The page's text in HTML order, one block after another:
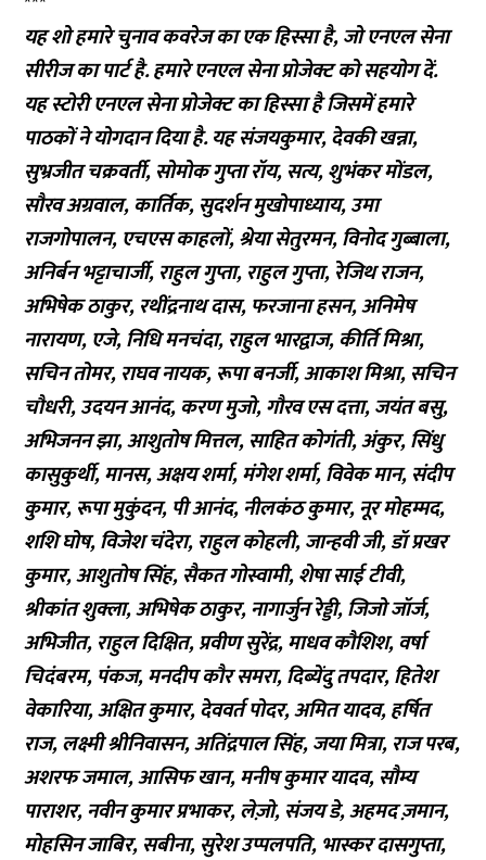
यह शो हमारे चुनाव कवरेज का एक हिस्सा है, जो एनएल सेना
सीरीज का पार्ट है. हमारे एनएल सेना प्रोजेक्ट कोसहयोगदें.
यह स्टोरी एनएल सेना प्रोजेक्ट का हिस्सा है जिसमें हमारे
पाठकों ने योगदान दिया है. यह संजयकुमार, देवकी खन्ना,
सुभ्रजीत चक्रवर्ती, सोमोक गुप्ता रॉय, सत्य, शुभंकर मोंडल,
सौरव अग्रवाल, कार्तिक, सुदर्शन मुखोपाध्याय, उमा
राजगोपालन, एचएस काहलों, श्रेया सेतुरमन, विनोद गुब्बाला,
अनिर्बन भट्टाचार्जी, राहुल गुप्ता, राहुल गुप्ता, रेजिथ राजन,
अभिषेक ठाकुर, रथींद्रनाथ दास, फरजाना हसन, अनिमेष
नारायण, एजे, निधि मनचंदा, राहुल भारद्वाज, कीर्ति मिश्रा,
सचिन तोमर, राघव नायक, रूपा बनर्जी, आकाश मिश्रा, सचिन
चौधरी, उदयन आनंद, करण मुजो, गौरव एस दत्ता, जयंत बसु,
अभिजनन झा, आशुतोष मित्तल, साहित कोगंती, अंकुर, सिंधु
कासुकुर्थी, मानस, अक्षय शर्मा, मंगेश शर्मा, विवेक मान, संदीप
कुमार, रूपा मुकुंदन, पी आनंद, नीलकंठ कुमार, नूर मोहम्मद,
शशि घोष, विजेश चंदेरा, राहुल कोहली, जान्हवी जी, डॉ प्रखर
कुमार, आशुतोष सिंह, सैकत गोस्वामी, शेषा साई टीवी,
श्रीकांत शुक्ला, अभिषेक ठाकुर, नागार्जुन रेड्डी, जिजो जॉर्ज,
अभिजीत, राहुल दिक्षित, प्रवीण सुरेंद्र, माधव कौशिश, वर्षा
चिदंबरम, पंकज, मनदीप कौर समरा, दिब्येंदु तपदार, हितेश
वेकारिया, अक्षित कुमार, देववर्त पोदर, अमित यादव, हर्षित
राज, लक्ष्मी श्रीनिवासन, अतिंद्रपाल सिंह, जया मित्रा, राज परब,
अशरफ जमाल, आसिफ खान, मनीष कुमार यादव, सौम्य
पाराशर, नवीन कुमार प्रभाकर, लेज़ो, संजय डे, अहमद ज़मान,
मोहसिन जाबिर, सबीना, सुरेश उप्पलपति, भास्कर दासगुप्ता,